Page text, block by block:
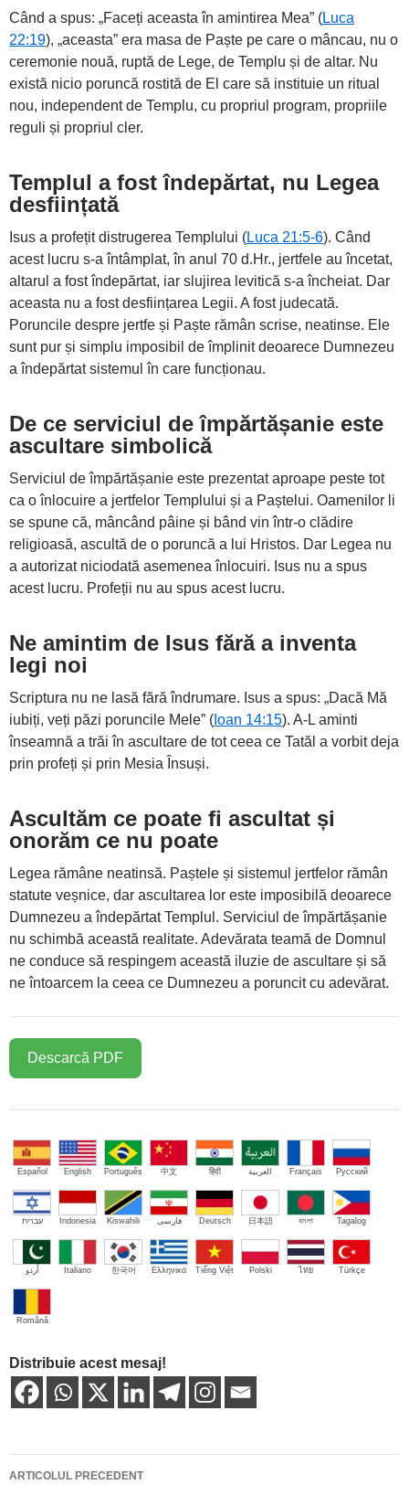
Când a spus: „Faceți aceasta în amintirea Mea” (Luca
22:19), „aceasta” era masa de Paște pe care o mâncau, nu o
ceremonie nouă, ruptă de Lege, de Templu și de altar. Nu
există nicio poruncă rostită de El care să instituie un ritual
nou, independent de Templu, cu propriul program, propriile
reguli și propriul cler.
Templul a fost îndepărtat, nu Legea
desființată
Isus a profețit distrugerea Templului (Luca 21:5-6). Când
acest lucru s-a întâmplat, în anul 70 d.Hr., jertfele au încetat,
altarul a fost îndepărtat, iar slujirea levitică s-a încheiat. Dar
aceasta nu a fost desființarea Legii. A fost judecată.
Poruncile despre jertfe și Paște rămân scrise, neatinse. Ele
sunt pur și simplu imposibil de împlinit deoarece Dumnezeu
a îndepărtat sistemul în care funcționau.
De ce serviciul de împărtășanie este
ascultare simbolică
Serviciul de împărtășanie este prezentat aproape peste tot
ca o înlocuire a jertfelor Templului și a Paștelui. Oamenilor li
se spune că, mâncând pâine și bând vin într-o clădire
religioasă, ascultă de o poruncă a lui Hristos. Dar Legea nu
a autorizat niciodată asemenea înlocuiri. Isus nu a spus
acest lucru. Profeții nu au spus acest lucru.
Ne amintim de Isus fără a inventa
legi noi
Scriptura nu ne lasă fără îndrumare. Isus a spus: „Dacă Mă
iubiți, veți păzi poruncile Mele” ( Ioan 14:15). A-L aminti
înseamnă a trăi în ascultare de tot ceea ce Tatăl a vorbit deja
prin profeți și prin Mesia Însuși.
Ascultăm ce poate fi ascultat și
onorăm ce nu poate
Legea rămâne neatinsă. Paștele și sistemul jertfelor rămân
statute veșnice, dar ascultarea lor este imposibilă deoarece
Dumnezeu a îndepărtat Templul. Serviciul de împărtășanie
nu schimbă această realitate. Adevărata teamă de Domnul
ne conduce să respingem această iluzie de ascultare și să
ne întoarcem la ceea ce Dumnezeu a poruncit cu adevărat.
Descarcă PDF
Español English Português 中文 हिंदी العربية Français Русский
עברית Indonesia Kiswahili فارسی Deutsch 日本語 বাংলা Tagalog
اُردو Italiano 한국어 Ελληνικά Tiếng Việt Polski ไทย Türkçe
Română
Distribuie acest mesaj!
Navigare
ARTICOLUL PRECEDENT